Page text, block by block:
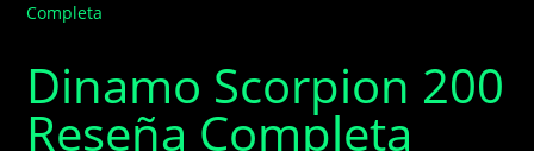
Completa
Dinamo Scorpion 200
Reseña Completa